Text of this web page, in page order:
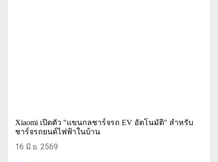
Xiaomi เปิดตัว "แขนกลชาร์จรถ EV อัตโนมัติ" สำหรับ
ชาร์จรถยนต์ไฟฟ้าในบ้าน
16 มิ.ย. 2569